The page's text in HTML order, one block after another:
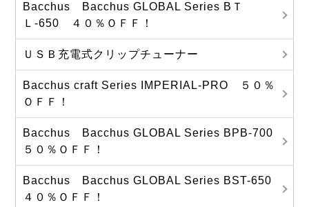
Bacchus Bacchus GLOBAL Series BＴ
Ｌ-650 ４０％ＯＦＦ！
ＵＳＢ充電式クリップチューナー
Bacchus craft Series IMPERIAL-PRO ５０％
ＯＦＦ！
Bacchus Bacchus GLOBAL Series BPB-700
５０％ＯＦＦ！
Bacchus Bacchus GLOBAL Series BST-650
４０％ＯＦＦ！